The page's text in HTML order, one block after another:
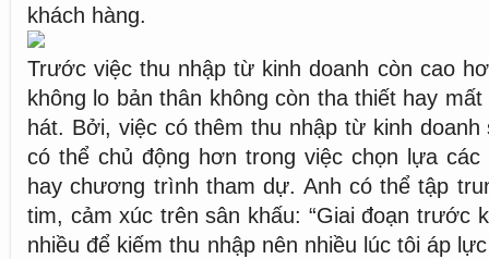
khách hàng.
Trước việc thu nhập từ kinh doanh còn cao
không lo bản thân không còn tha thiết hay
hát. Bởi, việc có thêm thu nhập từ kinh doanh
có thể chủ động hơn trong việc chọn lựa các
hay chương trình tham dự. Anh có thể tập
tim, cảm xúc trên sân khấu: “Giai đoạn trước
nhiều để kiếm thu nhập nên nhiều lúc tôi áp